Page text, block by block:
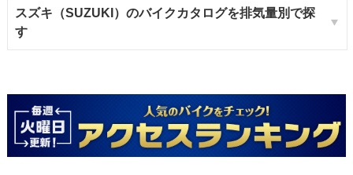
スズキ（SUZUKI）のバイクカタログを排気量別で探
す